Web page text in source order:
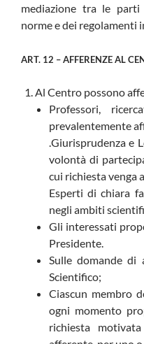
mediazione tra le
norme e dei regolamenti
ART. 12 – AFFERENZE AL
Al Centro possono
Professori,
prevalentemente
.Giurisprudenza e
volontà di
cui richiesta venga
Esperti di chiara
negli ambiti
Gli interessati
Presidente.
Sulle domande di
Scientifico;
Ciascun membro
ogni momento
richiesta